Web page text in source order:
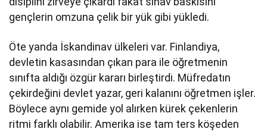
gençlerin omzuna çelik bir yük gibi yükledi.
Öte yanda İskandinav ülkeleri var. Finlandiya,
devletin kasasından çıkan para ile öğretmenin
sınıfta aldığı özgür kararı birleştirdi. Müfredatın
çekirdeğini devlet yazar, geri kalanını öğretmen işler.
Böylece aynı gemide yol alırken kürek çekenlerin
ritmi farklı olabilir. Amerika ise tam ters köşeden